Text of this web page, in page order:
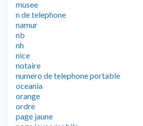
musee
n de telephone
namur
nb
nh
nice
notaire
numero de telephone portable
oceania
orange
ordre
page jaune